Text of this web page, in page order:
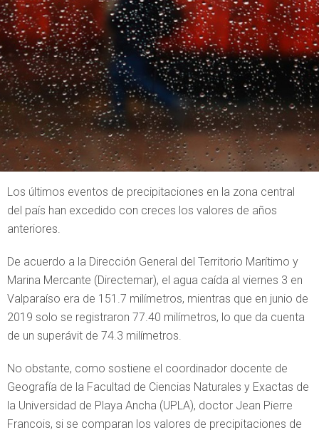
Los últimos eventos de precipitaciones en la zona central
del país han excedido con creces los valores de años
anteriores.
De acuerdo a la Dirección General del Territorio Marítimo y
Marina Mercante (Directemar), el agua caída al viernes 3 en
Valparaíso era de 151.7 milímetros, mientras que en junio de
2019 solo se registraron 77.40 milímetros, lo que da cuenta
de un superávit de 74.3 milímetros.
No obstante, como sostiene el coordinador docente de
Geografía de la Facultad de Ciencias Naturales y Exactas de
la Universidad de Playa Ancha (UPLA), doctor Jean Pierre
Francois, si se comparan los valores de precipitaciones de